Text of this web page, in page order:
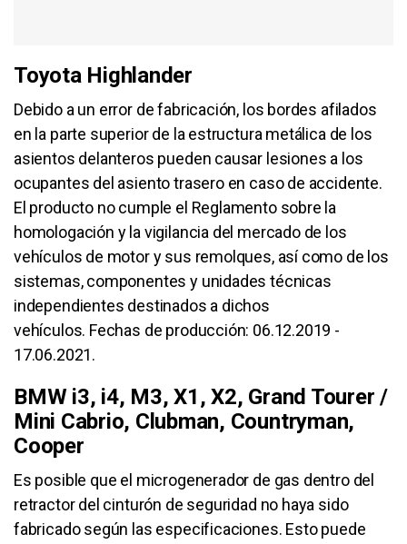
Toyota Highlander
Debido a un error de fabricación, los bordes afilados
en la parte superior de la estructura metálica de los
asientos delanteros pueden causar lesiones a los
ocupantes del asiento trasero en caso de accidente.
El producto no cumple el Reglamento sobre la
homologación y la vigilancia del mercado de los
vehículos de motor y sus remolques, así como de los
sistemas, componentes y unidades técnicas
independientes destinados a dichos
vehículos. Fechas de producción: 06.12.2019 -
17.06.2021.
BMW i3, i4, M3, X1, X2, Grand Tourer /
Mini Cabrio, Clubman, Countryman,
Cooper
Es posible que el microgenerador de gas dentro del
retractor del cinturón de seguridad no haya sido
fabricado según las especificaciones. Esto puede